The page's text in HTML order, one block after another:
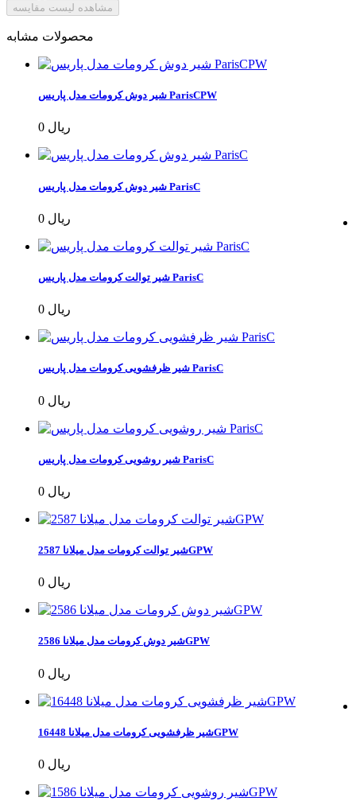
مشاهده لیست مقایسه
محصولات مشابه
شیر دوش کرومات مدل پاریس ParisCPW
0 ریال
شیر دوش کرومات مدل پاریس ParisC
0 ریال
شیر توالت کرومات مدل پاریس ParisC
0 ریال
شیر ظرفشویی کرومات مدل پاریس ParisC
0 ریال
شیر روشویی کرومات مدل پاریس ParisC
0 ریال
شیر توالت کرومات مدل میلانا 2587GPW
0 ریال
شیر دوش کرومات مدل میلانا 2586GPW
0 ریال
شیر ظرفشویی کرومات مدل میلانا 16448GPW
0 ریال